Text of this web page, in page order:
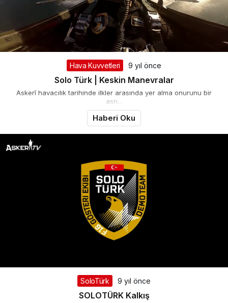
Hava Kuvvetleri 9 yıl önce
Solo Türk | Keskin Manevralar
Askerî havacılık tarihinde ilkler arasında yer alma onurunu bir
asrı...
Haberi Oku
SoloTürk 9 yıl önce
SOLOTÜRK Kalkış